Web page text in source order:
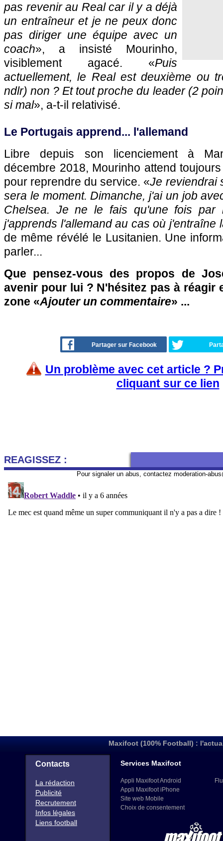
pas revenir au Real car il y a déjà
un entraîneur et je ne peux donc
pas diriger une équipe avec un
coach», a insisté Mourinho,
visiblement agacé. «Puis
actuellement, le Real est deuxième ou
ndlr) non ? Et tout proche du leader (2
si mal», a-t-il relativisé.
Le Portugais apprend... l'allemand
Libre depuis son licenciement à
décembre 2018, Mourinho attend
pour reprendre du service. «Je reviendrai
sera le moment. Dimanche, j'ai un job
Chelsea. Je ne le fais qu'une fois par
j'apprends l'allemand au cas où j'entraîne
de même révélé le Lusitanien. Une
parler...
Que pensez-vous des propos de
avenir pour lui ? N'hésitez pas à réagir
zone «Ajouter un commentaire» ...
Partager sur Facebook
Un problème avec cet article ?
cliquant sur ce lien
REAGISSEZ :
Pour signaler un abus, contactez moderation-
Maxifoot (100% Football) :
Contacts
La rédaction
Publicité
Recrutement
Infos légales
Liens football
Services Maxifoot
Appli Maxifoot Android
Appli Maxifoot iPhone
Site web Mobile
Choix de consentement